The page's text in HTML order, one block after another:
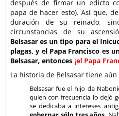
después de firmar un edicto
papa de hacer esto). Así que,
duración de su reinado,
circunstancias de su
Belsasar es un tipo para el
plagas, y el Papa Francisco es
Belsasar, entonces ¡el Papa
La historia de Belsasar tiene
Belsasar fue el hijo de
quien con frecuencia lo dejó
se dedicaba a intereses